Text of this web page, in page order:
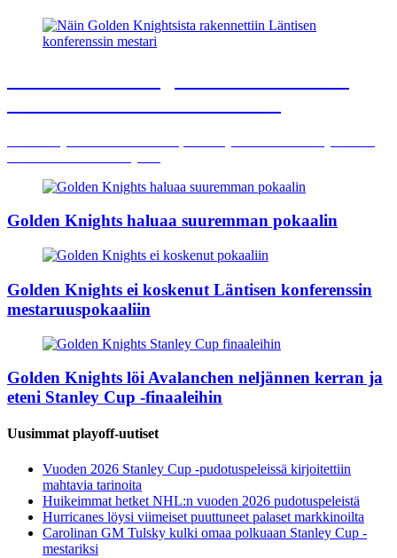
Golden Knights haluaa suuremman pokaalin
Golden Knights ei koskenut Läntisen konferenssin
mestaruuspokaaliin
Golden Knights löi Avalanchen neljännen kerran ja
eteni Stanley Cup -finaaleihin
Uusimmat playoff-uutiset
Vuoden 2026 Stanley Cup -pudotuspeleissä kirjoitettiin
mahtavia tarinoita
Huikeimmat hetket NHL:n vuoden 2026 pudotuspeleistä
Hurricanes löysi viimeiset puuttuneet palaset markkinoilta
Carolinan GM Tulsky kulki omaa polkuaan Stanley Cup -
mestariksi